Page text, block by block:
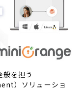
を担う
）ソリューショ